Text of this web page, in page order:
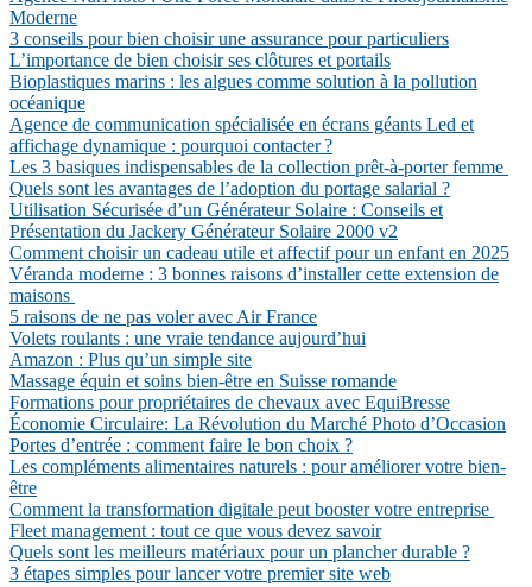
Moderne
3 conseils pour bien choisir une assurance pour particuliers
L’importance de bien choisir ses clôtures et portails
Bioplastiques marins : les algues comme solution à la pollution
océanique
Agence de communication spécialisée en écrans géants Led et
affichage dynamique : pourquoi contacter ?
Les 3 basiques indispensables de la collection prêt-à-porter femme
Quels sont les avantages de l’adoption du portage salarial ?
Utilisation Sécurisée d’un Générateur Solaire : Conseils et
Présentation du Jackery Générateur Solaire 2000 v2
Comment choisir un cadeau utile et affectif pour un enfant en 2025
Véranda moderne : 3 bonnes raisons d’installer cette extension de
maisons
5 raisons de ne pas voler avec Air France
Volets roulants : une vraie tendance aujourd’hui
Amazon : Plus qu’un simple site
Massage équin et soins bien-être en Suisse romande
Formations pour propriétaires de chevaux avec EquiBresse
Économie Circulaire: La Révolution du Marché Photo d’Occasion
Portes d’entrée : comment faire le bon choix ?
Les compléments alimentaires naturels : pour améliorer votre bien-
être
Comment la transformation digitale peut booster votre entreprise
Fleet management : tout ce que vous devez savoir
Quels sont les meilleurs matériaux pour un plancher durable ?
3 étapes simples pour lancer votre premier site web